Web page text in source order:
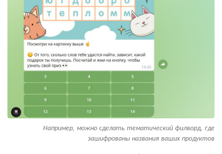
Например, можно сделать тематический филворд, где
зашифрованы названия ваших продуктов